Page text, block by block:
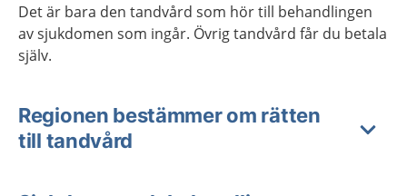
Det är bara den tandvård som hör till behandlingen
av sjukdomen som ingår. Övrig tandvård får du betala
själv.
Regionen bestämmer om rätten
till tandvård